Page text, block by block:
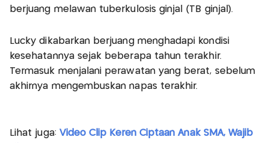
berjuang melawan tuberkulosis ginjal (TB ginjal).
Lucky dikabarkan berjuang menghadapi kondisi
kesehatannya sejak beberapa tahun terakhir.
Termasuk menjalani perawatan yang berat, sebelum
akhirnya mengembuskan napas terakhir.
Lihat juga: Video Clip Keren Ciptaan Anak SMA, Wajib